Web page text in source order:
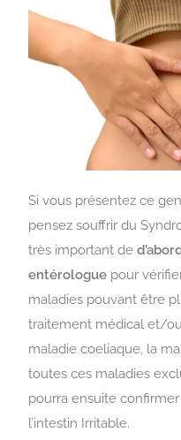
Si vous présentez ce
pensez souffrir du
très important de
entérologue pour vérifier
maladies pouvant être
traitement médical et/
maladie coeliaque, la
toutes ces maladies
pourra ensuite
l’intestin Irritable.